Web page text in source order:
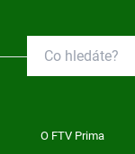
O FTV Prima